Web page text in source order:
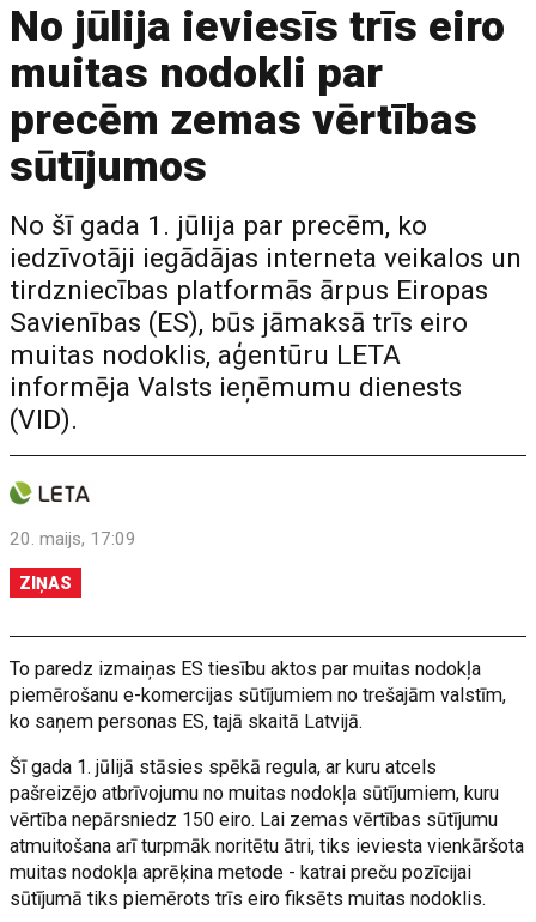
No jūlija ieviesīs trīs eiro
muitas nodokli par
precēm zemas vērtības
sūtījumos
No šī gada 1. jūlija par precēm, ko
iedzīvotāji iegādājas interneta veikalos un
tirdzniecības platformās ārpus Eiropas
Savienības (ES), būs jāmaksā trīs eiro
muitas nodoklis, aģentūru LETA
informēja Valsts ieņēmumu dienests
(VID).
20. maijs, 17:09
ZIŅAS
To paredz izmaiņas ES tiesību aktos par muitas nodokļa
piemērošanu e-komercijas sūtījumiem no trešajām valstīm,
ko saņem personas ES, tajā skaitā Latvijā.
Šī gada 1. jūlijā stāsies spēkā regula, ar kuru atcels
pašreizējo atbrīvojumu no muitas nodokļa sūtījumiem, kuru
vērtība nepārsniedz 150 eiro. Lai zemas vērtības sūtījumu
atmuitošana arī turpmāk noritētu ātri, tiks ieviesta vienkāršota
muitas nodokļa aprēķina metode - katrai preču pozīcijai
sūtījumā tiks piemērots trīs eiro fiksēts muitas nodoklis.